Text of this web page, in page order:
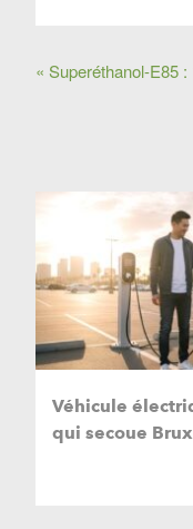
« Superéthanol-E85
Véhicule
qui secoue